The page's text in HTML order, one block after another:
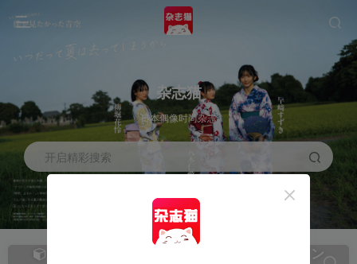
杂志猫
日本偶像时尚杂志
开启精彩搜索
25ans Wedding（ヴァンサンカンウエディン